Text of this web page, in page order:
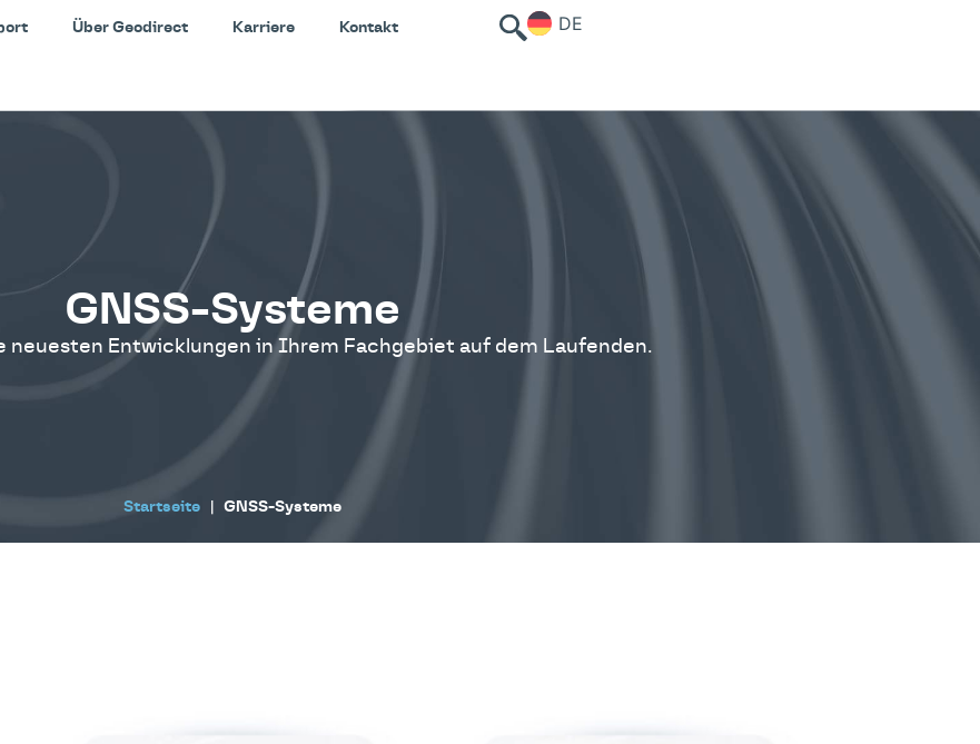
Über Geodirect Karriere Kontakt DE
GNSS-Systeme
neuesten Entwicklungen in Ihrem Fachgebiet auf dem Laufenden.
Startseite GNSS-Systeme